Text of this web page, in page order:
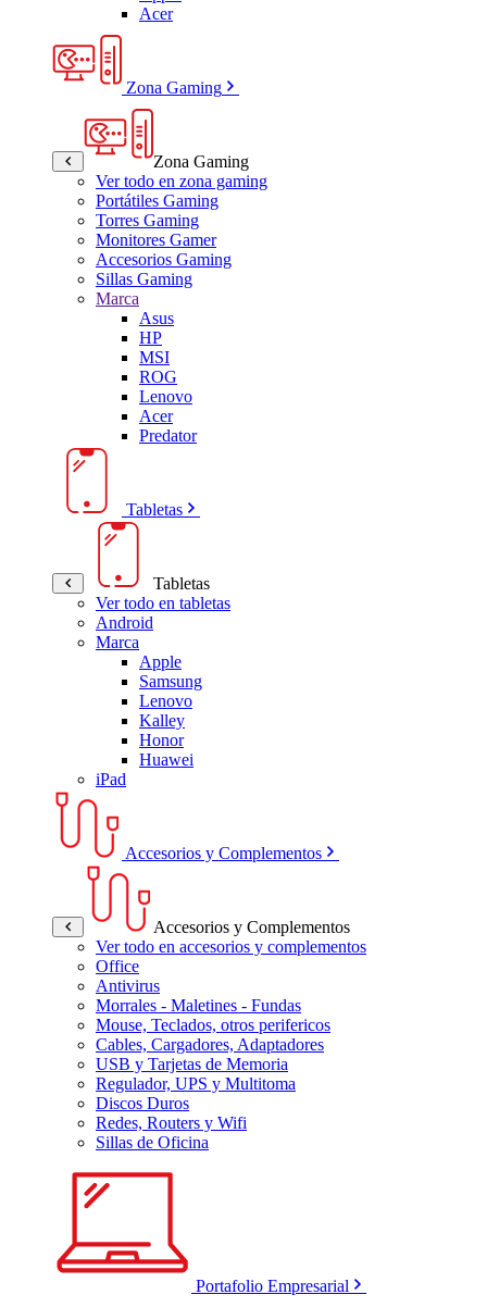
Acer
Zona Gaming
Zona Gaming
Ver todo en zona gaming
Portátiles Gaming
Torres Gaming
Monitores Gamer
Accesorios Gaming
Sillas Gaming
Marca
Asus
HP
MSI
ROG
Lenovo
Acer
Predator
Tabletas
Tabletas
Ver todo en tabletas
Android
Marca
Apple
Samsung
Lenovo
Kalley
Honor
Huawei
iPad
Accesorios y Complementos
Accesorios y Complementos
Ver todo en accesorios y complementos
Office
Antivirus
Morrales - Maletines - Fundas
Mouse, Teclados, otros perifericos
Cables, Cargadores, Adaptadores
USB y Tarjetas de Memoria
Regulador, UPS y Multitoma
Discos Duros
Redes, Routers y Wifi
Sillas de Oficina
Portafolio Empresarial